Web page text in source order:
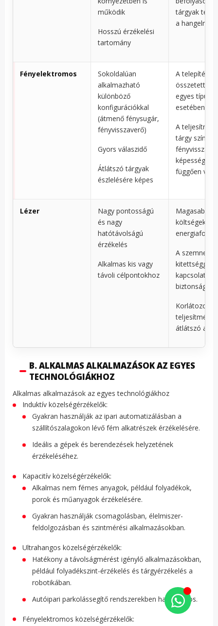
működik
Hosszú érzékelési
tartomány
tárgyak
a
Fényelektromos
Sokoldalúan
alkalmazható
különböző
konfigurációkkal
(átmenő fénysugár,
fényvisszaverő)
Gyors válaszidő
Átlátszó tárgyak
észlelésére képes
A telepítés
egyes
esetében
A
tárgy
képességétől
függően
Lézer
Nagy pontosságú
és nagy
hatótávolságú
érzékelés
Alkalmas kis vagy
távoli célpontokhoz
Magasabb
költségek és
A szemnek
kitettséggel
kapcsolatos
biztonsági
Korlátozott
teljesítmény
átlátszó
B. ALKALMAS ALKALMAZÁSOK AZ EGYES
TECHNOLÓGIÁKHOZ
Alkalmas alkalmazások az egyes technológiákhoz
Induktív közelségérzékelők:
Gyakran használják az ipari automatizálásban a
szállítószalagokon lévő fém alkatrészek érzékelésére.
Ideális a gépek és berendezések helyzetének
érzékeléséhez.
Kapacitív közelségérzékelők:
Alkalmas nem fémes anyagok, például folyadékok,
porok és műanyagok érzékelésére.
Gyakran használják csomagolásban, élelmiszer-
feldolgozásban és szintmérési alkalmazásokban.
Ultrahangos közelségérzékelők:
Hatékony a távolságmérést igénylő alkalmazásokban,
például folyadékszint-érzékelés és tárgyérzékelés a
robotikában.
Autóipari parkolássegítő rendszerekben használatos.
Fényelektromos közelségérzékelők: